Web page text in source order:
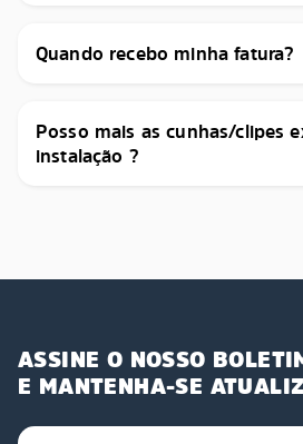
Quando recebo minha fatura?
Posso mais as cunhas/clipes
instalação ?
ASSINE O NOSSO
E MANTENHA-SE